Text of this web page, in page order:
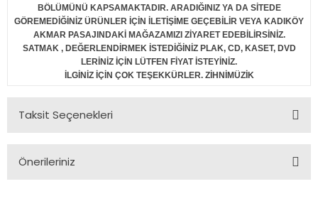
BÖLÜMÜNÜ KAPSAMAKTADIR. ARADIĞINIZ YA DA SİTEDE
GÖREMEDİĞİNİZ ÜRÜNLER İÇİN İLETİŞİME GEÇEBİLİR VEYA KADIKÖY
AKMAR PASAJINDAKİ MAĞAZAMIZI ZİYARET EDEBİLİRSİNİZ.
SATMAK , DEĞERLENDİRMEK İSTEDİĞİNİZ PLAK, CD, KASET, DVD
LERİNİZ İÇİN LÜTFEN FİYAT İSTEYİNİZ.
İLGİNİZ İÇİN ÇOK TEŞEKKÜRLER. ZİHNİMÜZİK
Taksit Seçenekleri
Önerileriniz